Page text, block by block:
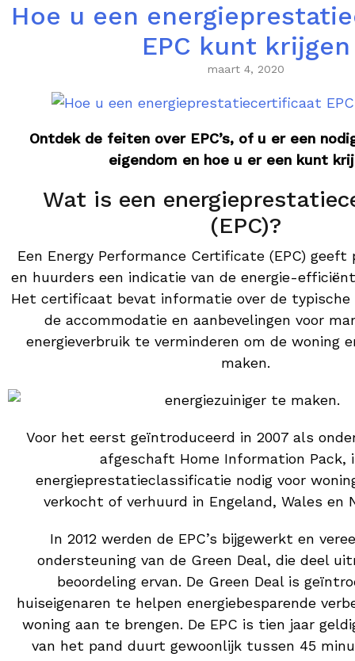
Hoe u een
EPC kunt krijgen
maart 4, 2020
Ontdek de feiten over EPC’s, of u er een
eigendom en hoe u er een kunt
Wat is een
(EPC)?
Een Energy Performance Certificate (EPC)
en huurders een indicatie van de energie-
Het certificaat bevat informatie over de typische
de accommodatie en aanbevelingen voor
energieverbruik te verminderen om de woning
maken.
Voor het eerst geïntroduceerd in 2007 als
afgeschaft Home Information Pack,
energieprestatieclassificatie nodig voor
verkocht of verhuurd in Engeland, Wales en
In 2012 werden de EPC’s bijgewerkt en
ondersteuning van de Green Deal, die deel
beoordeling ervan. De Green Deal is
huiseigenaren te helpen energiebesparende
woning aan te brengen. De EPC is tien jaar
van het pand duurt gewoonlijk tussen 45